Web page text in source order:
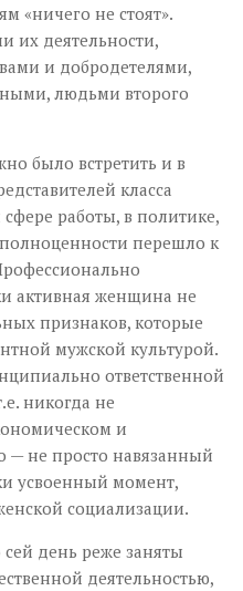
«ничего не стоят».
их деятельности,
и добродетелями,
людьми второго
было встретить и в
класса
работы, в политике,
перешло к
активная женщина не
признаков, которые
мужской культурой.
ответственной
никогда не
и
— не просто навязанный
усвоенный момент,
социализации.
день реже заняты
деятельностью,